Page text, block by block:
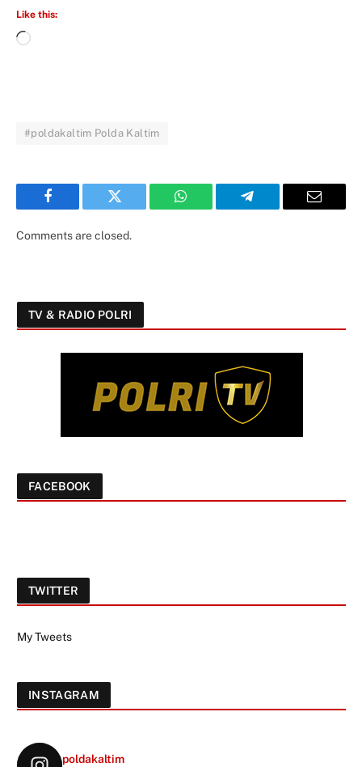
Like this:
#poldakaltim Polda Kaltim
Facebook Twitter WhatsApp Telegram Email
Comments are closed.
TV & RADIO POLRI
FACEBOOK
TWITTER
My Tweets
INSTAGRAM
poldakaltim